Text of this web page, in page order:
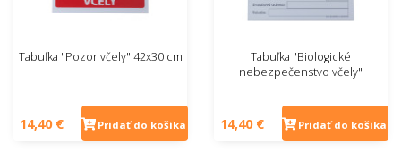
Tabuľka "Pozor včely" 42x30 cm
14,40 € Pridať do košíka
Tabuľka "Biologické
nebezpečenstvo včely"
14,40 € Pridať do košíka